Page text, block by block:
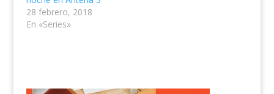
28 febrero, 2018
En «Series»